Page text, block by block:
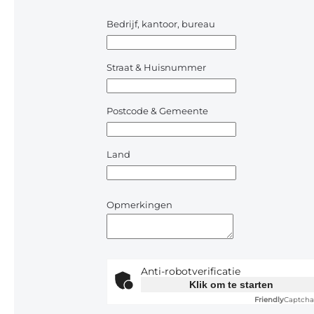
Bedrijf, kantoor, bureau
Straat & Huisnummer
Postcode & Gemeente
Land
Opmerkingen
Anti-robotverificatie
Klik om te starten
Friendly